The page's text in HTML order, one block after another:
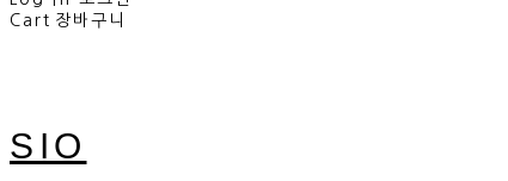
Cart 장바구니
SIO